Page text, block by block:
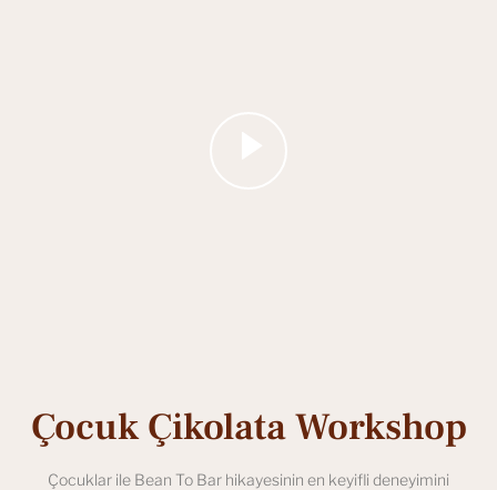
Çocuk Çikolata Workshop
Çocuklar ile Bean To Bar hikayesinin en keyifli deneyimini